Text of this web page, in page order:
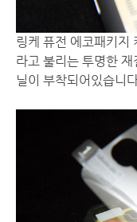
링케 퓨전 에코패키지
라고 불리는 투명한
닐이 부착되어있습니